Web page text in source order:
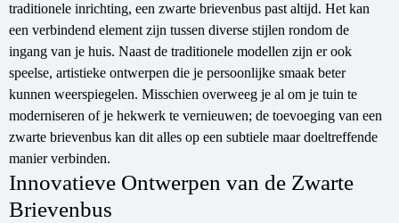
traditionele inrichting, een zwarte brievenbus past altijd. Het kan
een verbindend element zijn tussen diverse stijlen rondom de
ingang van je huis. Naast de traditionele modellen zijn er ook
speelse, artistieke ontwerpen die je persoonlijke smaak beter
kunnen weerspiegelen. Misschien overweeg je al om je tuin te
moderniseren of je hekwerk te vernieuwen; de toevoeging van een
zwarte brievenbus kan dit alles op een subtiele maar doeltreffende
manier verbinden.
Innovatieve Ontwerpen van de Zwarte
Brievenbus